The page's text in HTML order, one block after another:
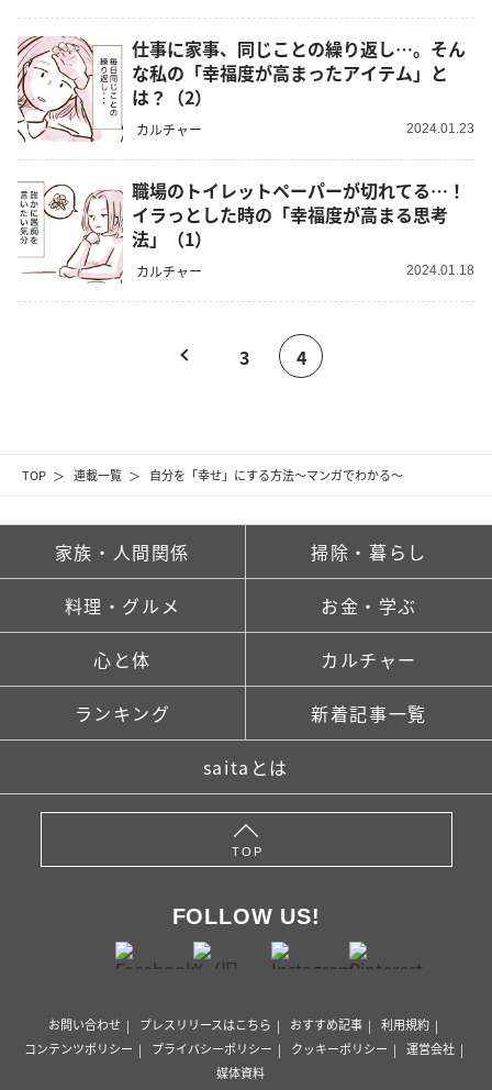
TOP 連載一覧 自分を「幸せ」にする方法～マンガでわかる～
仕事に家事、同じことの繰り返し…。そん
な私の「幸福度が高まったアイテム」と
は？（2）
カルチャー 2024.01.23
職場のトイレットペーパーが切れてる…！
イラっとした時の「幸福度が高まる思考
法」（1）
カルチャー 2024.01.18
3 4
家族・人間関係 掃除・暮らし
料理・グルメ お金・学ぶ
心と体 カルチャー
ランキング 新着記事一覧
saitaとは
TOP
FOLLOW US!
お問い合わせ プレスリリースはこちら おすすめ記事
利用規約
コンテンツポリシー
プライバシーポリシー クッキーポリシー
運営会社
媒体資料